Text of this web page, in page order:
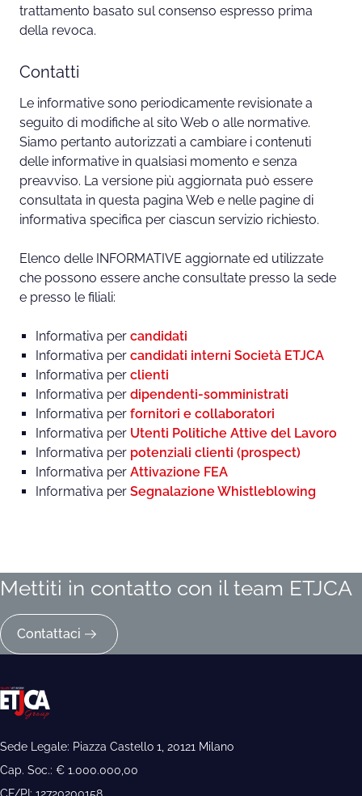
trattamento basato sul consenso espresso prima
della revoca.
Contatti
Le informative sono periodicamente revisionate a
seguito di modifiche al sito Web o alle normative.
Siamo pertanto autorizzati a cambiare i contenuti
delle informative in qualsiasi momento e senza
preavviso. La versione più aggiornata può essere
consultata in questa pagina Web e nelle pagine di
informativa specifica per ciascun servizio richiesto.
Elenco delle INFORMATIVE aggiornate ed utilizzate
che possono essere anche consultate presso la sede
e presso le filiali:
Informativa per candidati
Informativa per candidati interni Società ETJCA
Informativa per clienti
Informativa per dipendenti-somministrati
Informativa per fornitori e collaboratori
Informativa per Utenti Politiche Attive del Lavoro
Informativa per potenziali clienti (prospect)
Informativa per Attivazione FEA
Informativa per Segnalazione Whistleblowing
Mettiti in contatto con il team ETJCA
Contattaci
Sede Legale: Piazza Castello 1, 20121 Milano
Cap. Soc.: € 1.000.000,00